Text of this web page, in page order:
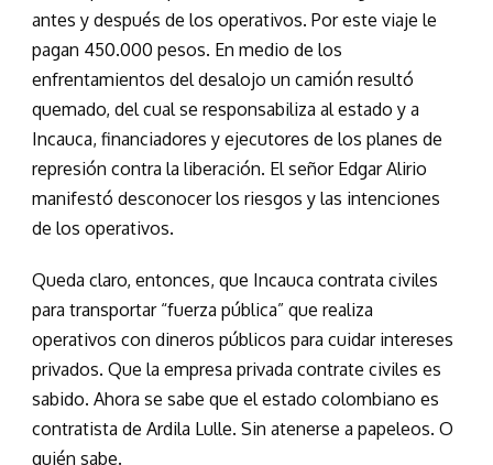
antes y después de los operativos. Por este viaje le
pagan 450.000 pesos. En medio de los
enfrentamientos del desalojo un camión resultó
quemado, del cual se responsabiliza al estado y a
Incauca, financiadores y ejecutores de los planes de
represión contra la liberación. El señor Edgar Alirio
manifestó desconocer los riesgos y las intenciones
de los operativos.
Queda claro, entonces, que Incauca contrata civiles
para transportar “fuerza pública” que realiza
operativos con dineros públicos para cuidar intereses
privados. Que la empresa privada contrate civiles es
sabido. Ahora se sabe que el estado colombiano es
contratista de Ardila Lulle. Sin atenerse a papeleos. O
quién sabe.